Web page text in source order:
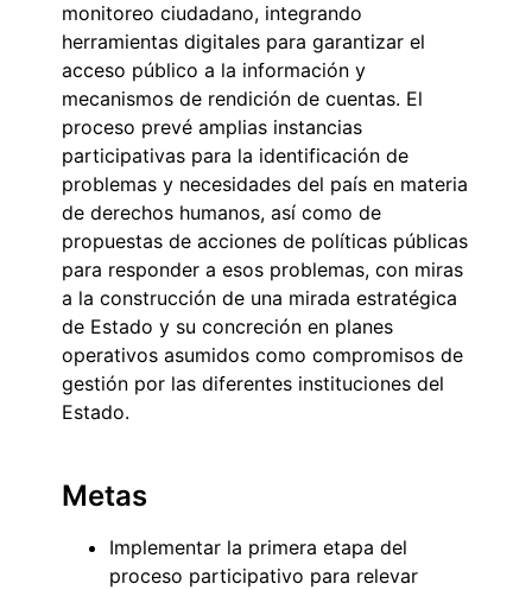
monitoreo ciudadano, integrando
herramientas digitales para garantizar el
acceso público a la información y
mecanismos de rendición de cuentas. El
proceso prevé amplias instancias
participativas para la identificación de
problemas y necesidades del país en materia
de derechos humanos, así como de
propuestas de acciones de políticas públicas
para responder a esos problemas, con miras
a la construcción de una mirada estratégica
de Estado y su concreción en planes
operativos asumidos como compromisos de
gestión por las diferentes instituciones del
Estado.
Metas
Implementar la primera etapa del
proceso participativo para relevar